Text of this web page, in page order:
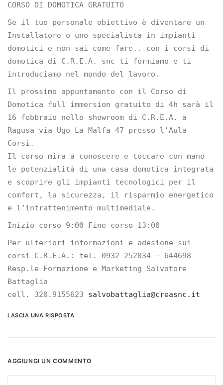
CORSO DI DOMOTICA GRATUITO
Se il tuo personale obiettivo è diventare un
Installatore o uno specialista in impianti
domotici e non sai come fare.. con i corsi di
domotica di C.R.E.A. snc ti formiamo e ti
introduciamo nel mondo del lavoro.
Il prossimo appuntamento con il Corso di
Domotica full immersion gratuito di 4h sarà il
16 febbraio nello showroom di C.R.E.A. a
Ragusa via Ugo La Malfa 47 presso l’Aula
Corsi.
Il corso mira a conoscere e toccare con mano
le potenzialità di una casa domotica integrata
e scoprire gli impianti tecnologici per il
comfort, la sicurezza, il risparmio energetico
e l’intrattenimento multimediale.
Inizio corso 9:00 Fine corso 13:00
Per ulteriori informazioni e adesione sui
corsi C.R.E.A.: tel. 0932 252034 – 644698
Resp.le Formazione e Marketing Salvatore
Battaglia
cell. 320.9155623 salvobattaglia@creasnc.it
LASCIA UNA RISPOSTA
AGGIUNGI UN COMMENTO